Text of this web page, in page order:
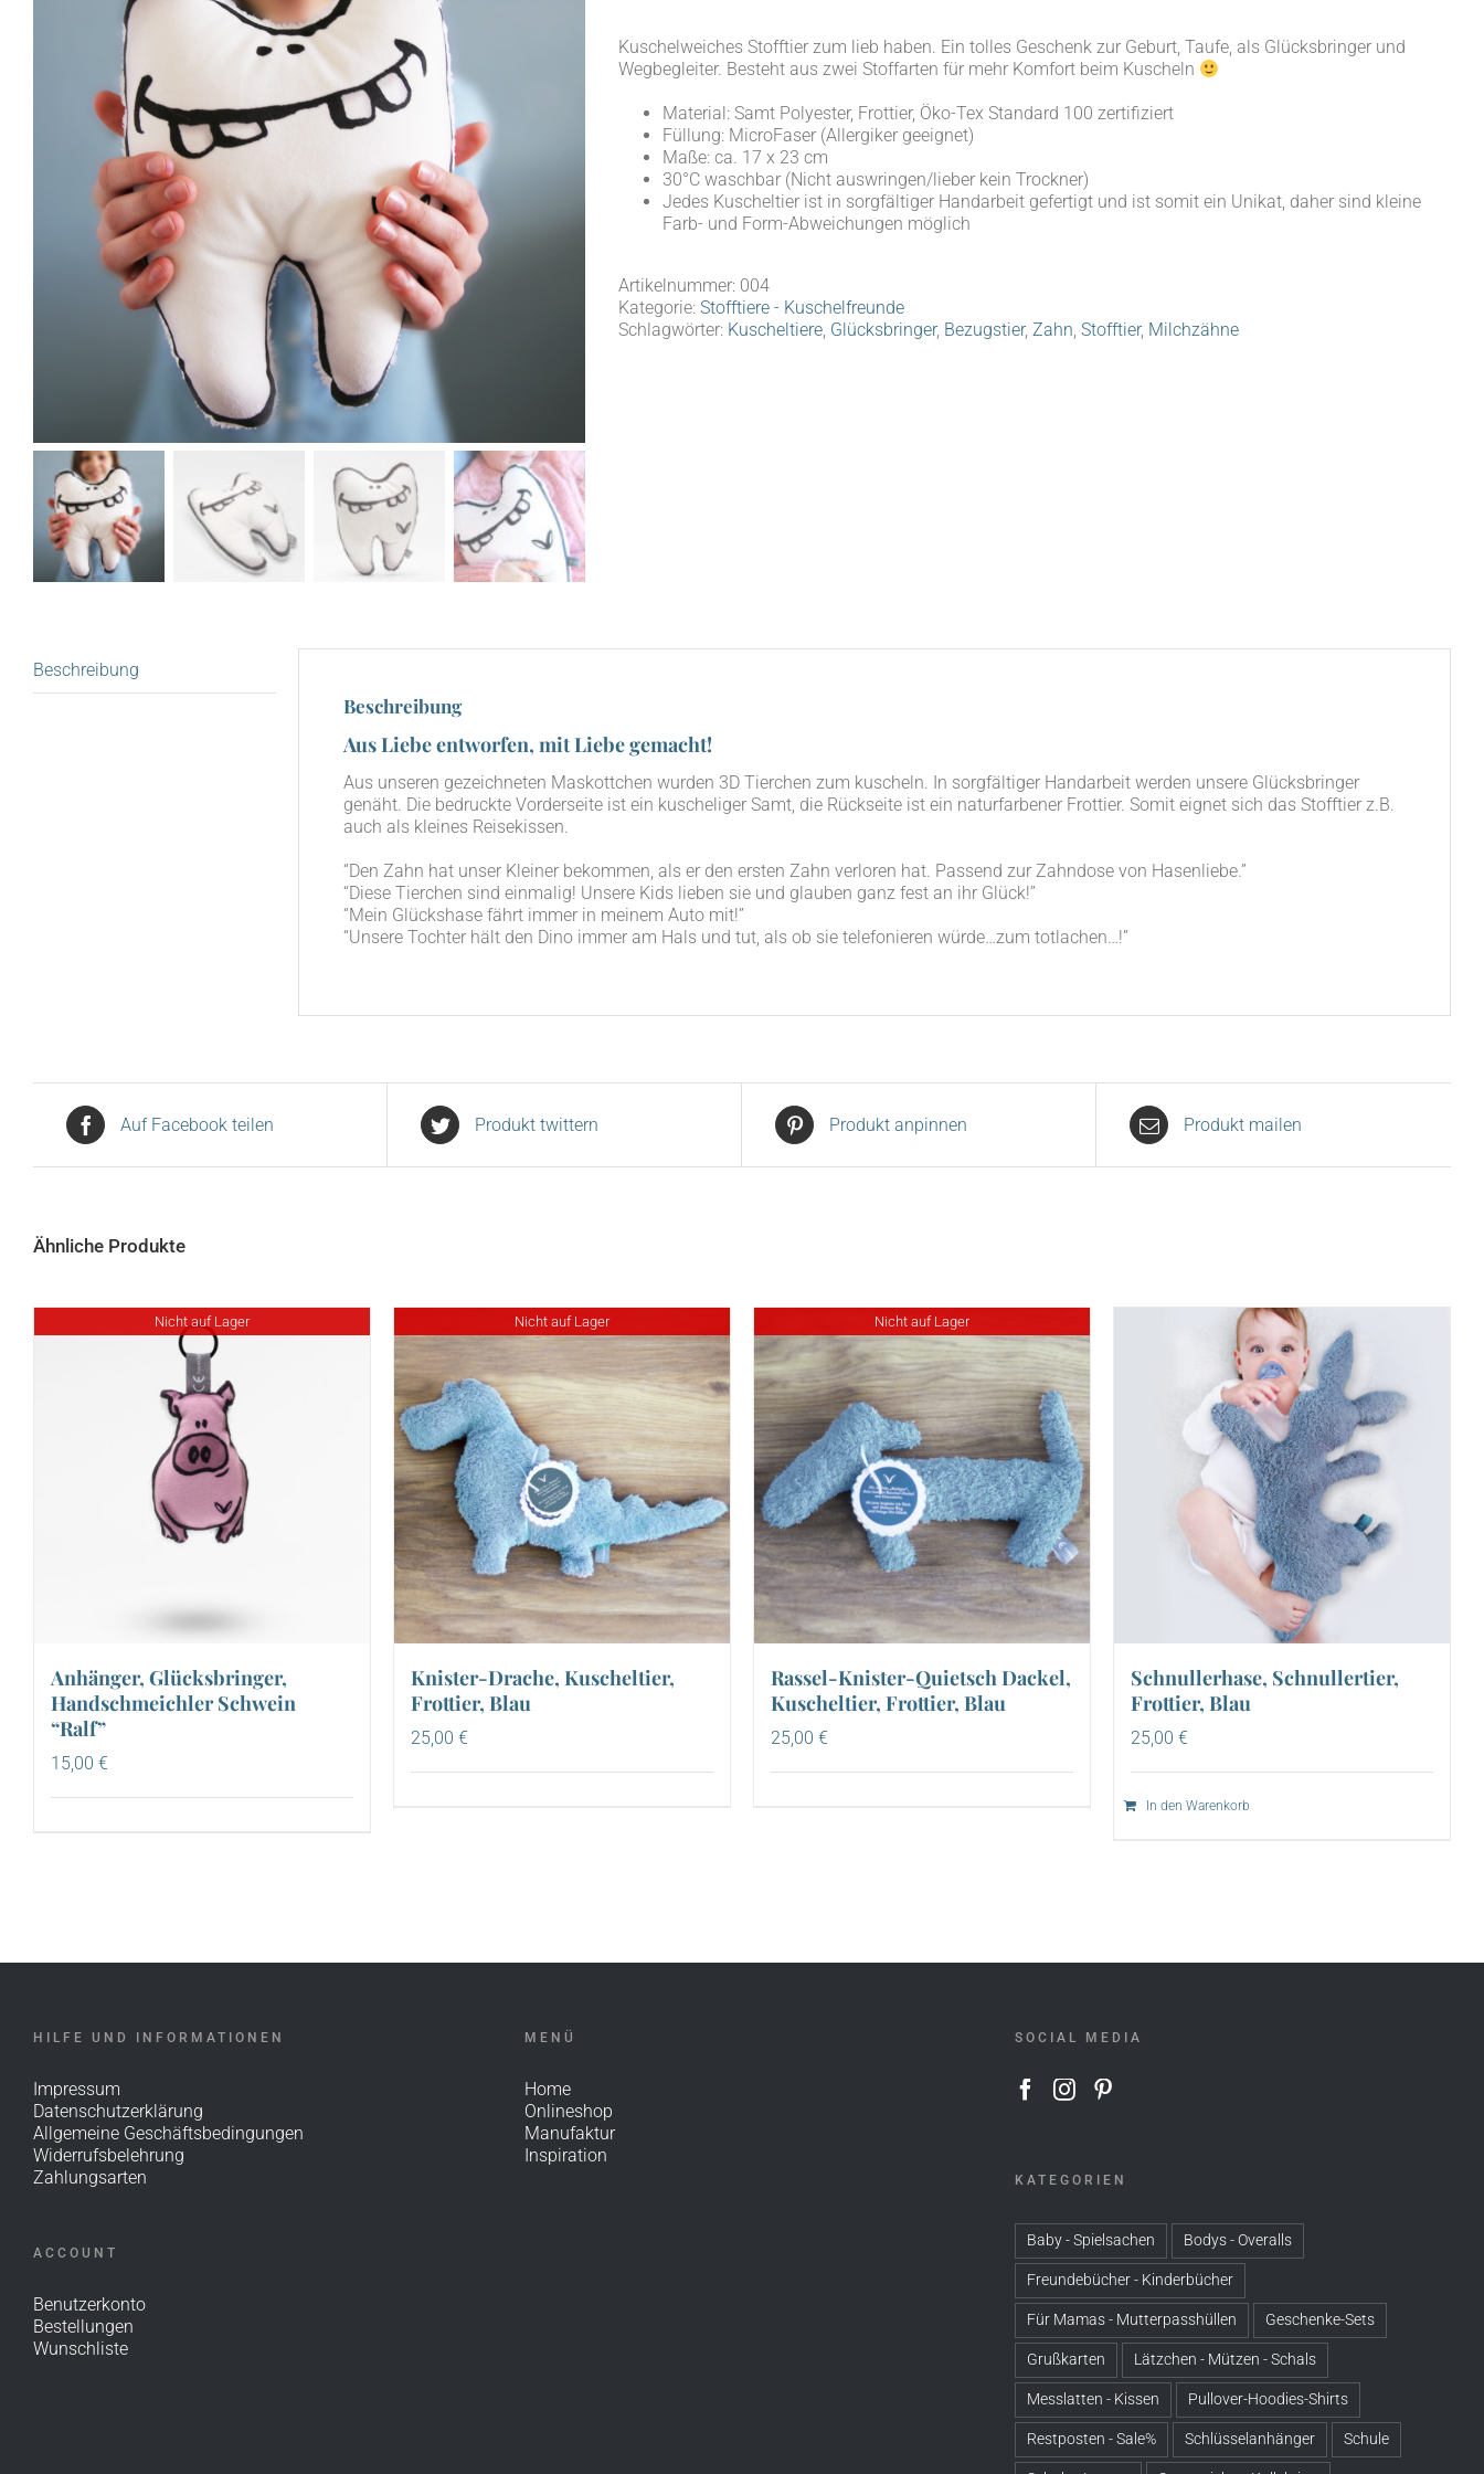
Kuschelweiches Stofftier zum lieb haben. Ein tolles Geschenk zur Geburt, Taufe, als Glücksbringer und
Wegbegleiter. Besteht aus zwei Stoffarten für mehr Komfort beim Kuscheln
Material: Samt Polyester, Frottier, Öko-Tex Standard 100 zertifiziert
Füllung: MicroFaser (Allergiker geeignet)
Maße: ca. 17 x 23 cm
30°C waschbar (Nicht auswringen/lieber kein Trockner)
Jedes Kuscheltier ist in sorgfältiger Handarbeit gefertigt und ist somit ein Unikat, daher sind kleine
Farb- und Form-Abweichungen möglich
Artikelnummer: 004
Kategorie: Stofftiere - Kuschelfreunde
Schlagwörter: Kuscheltiere, Glücksbringer, Bezugstier, Zahn, Stofftier, Milchzähne
Beschreibung
Beschreibung
Aus Liebe entworfen, mit Liebe gemacht!
Aus unse­ren gezeich­ne­ten Mas­kott­chen wur­den 3D Tier­chen zum kuscheln. In sorg­fäl­ti­ger Hand­ar­beit wer­den unse­re Glücks­brin­ger
genäht. Die bedruck­te Vor­der­sei­te ist ein kusche­li­ger Samt, die Rück­sei­te ist ein natur­far­be­ner Frot­tier. Somit eig­net sich das Stoff­tier z.B.
auch als klei­nes Reisekissen.
“Den Zahn hat unser Klei­ner bekom­men, als er den ers­ten Zahn ver­lo­ren hat. Pas­send zur Zahn­do­se von Hasenliebe.”
“Die­se Tier­chen sind ein­ma­lig! Unse­re Kids lie­ben sie und glau­ben ganz fest an ihr Glück!”
“Mein Glücks­ha­se fährt immer in mei­nem Auto mit!”
“Unse­re Toch­ter hält den Dino immer am Hals und tut, als ob sie tele­fo­nie­ren würde…zum totlachen…!”
Auf Facebook teilen Produkt twittern Produkt anpinnen Produkt mailen
Ähnliche Produkte
Nicht auf Lager
Anhänger, Glücksbringer,
Handschmeichler Schwein
“Ralf”
15,00 €
Nicht auf Lager
Knister-Drache, Kuscheltier,
Frottier, Blau
25,00 €
Nicht auf Lager
Rassel-Knister-Quietsch Dackel,
Kuscheltier, Frottier, Blau
25,00 €
Schnullerhase, Schnullertier,
Frottier, Blau
25,00 €
In den Warenkorb
HILFE UND INFORMATIONEN
Impressum
Datenschutzerklärung
Allgemeine Geschäftsbedingungen
Widerrufsbelehrung
Zahlungsarten
ACCOUNT
Benutzerkonto
Bestellungen
Wunschliste
MENÜ
Home
Onlineshop
Manufaktur
Inspiration
SOCIAL MEDIA
KATEGORIEN
Baby - Spielsachen Bodys - Overalls
Freundebücher - Kinderbücher
Für Mamas - Mutterpasshüllen Geschenke-Sets
Grußkarten Lätzchen - Mützen - Schals
Messlatten - Kissen Pullover-Hoodies-Shirts
Restposten - Sale% Schlüsselanhänger Schule